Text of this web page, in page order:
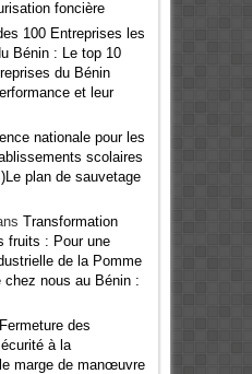
foncière
100 Entreprises les
Bénin : Le top 10
du Bénin
et leur
nationale pour les
scolaires
plan de sauvetage
Transformation
fruits : Pour une
de la Pomme
chez nous au Bénin :
Fermeture des
à la
marge de manœuvre